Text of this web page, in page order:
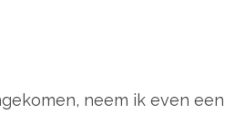
neem ik even een